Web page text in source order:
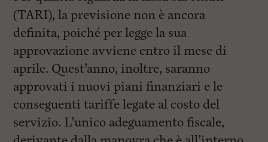
(TARI), la previsione non è ancora
definita, poiché per legge la sua
approvazione avviene entro il mese di
aprile. Quest’anno, inoltre, saranno
approvati i nuovi piani finanziari e le
conseguenti tariffe legate al costo del
servizio. L’unico adeguamento fiscale,